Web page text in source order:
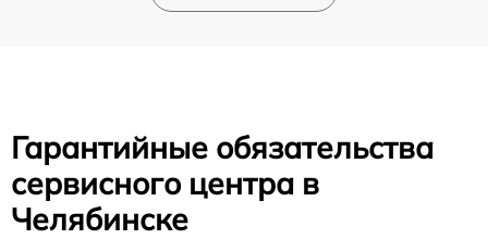
Гарантийные обязательства
сервисного центра в
Челябинске